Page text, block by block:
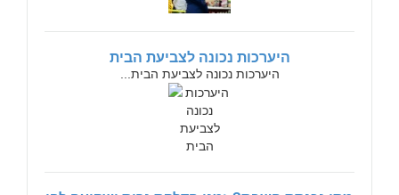
היערכות נכונה לצביעת הבית
היערכות נכונה לצביעת הבית...